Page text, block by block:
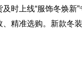
时上线“服饰冬焕新
精准选购。新款冬